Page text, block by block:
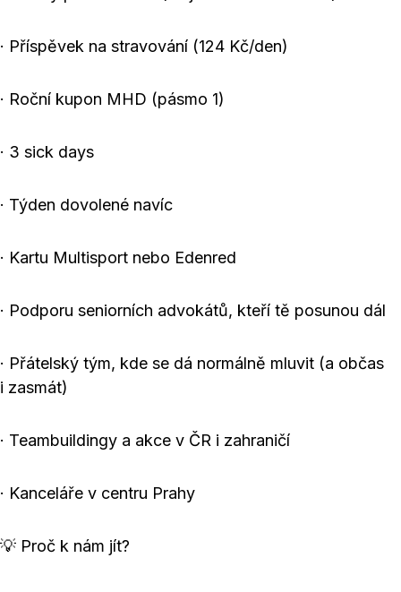
· Příspěvek na stravování (124 Kč/den)
· Roční kupon MHD (pásmo 1)
· 3 sick days
· Týden dovolené navíc
· Kartu Multisport nebo Edenred
· Podporu seniorních advokátů, kteří tě posunou dál
· Přátelský tým, kde se dá normálně mluvit (a občas
i zasmát)
· Teambuildingy a akce v ČR i zahraničí
· Kanceláře v centru Prahy
💡 Proč k nám jít?